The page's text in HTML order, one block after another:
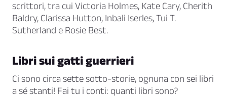
scrittori, tra cui Victoria Holmes, Kate Cary, Cherith
Baldry, Clarissa Hutton, Inbali Iserles, Tui T.
Sutherland e Rosie Best.
Libri sui gatti guerrieri
Ci sono circa sette sotto-storie, ognuna con sei libri
a sé stanti! Fai tu i conti: quanti libri sono?